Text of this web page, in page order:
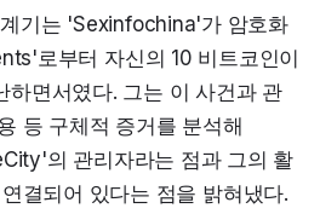
기는 'Sexinfochina'가 암호화
로부터 자신의 10 비트코인이
하면서였다. 그는 이 사건과 관
등 구체적 증거를 분석해
의 관리자라는 점과 그의 활
결되어 있다는 점을 밝혀냈다.